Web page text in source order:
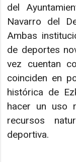
del
Navarro del
Ambas
de deportes
vez cuentan
coinciden en
histórica de
hacer un uso
recursos
deportiva.